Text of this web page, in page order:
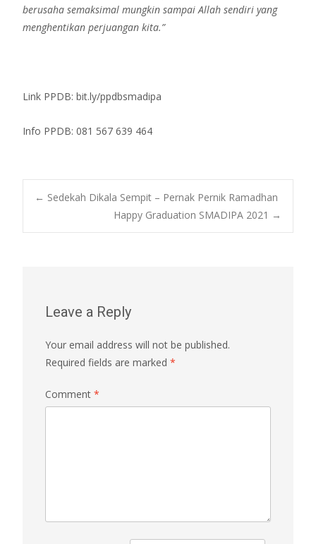
berusaha semaksimal mungkin sampai Allah sendiri yang
menghentikan perjuangan kita.”
Link PPDB: bit.ly/ppdbsmadipa
Info PPDB: 081 567 639 464
Post
← Sedekah Dikala Sempit – Pernak Pernik Ramadhan
Happy Graduation SMADIPA 2021 →
Leave a Reply
Your email address will not be published.
Required fields are marked *
Comment *